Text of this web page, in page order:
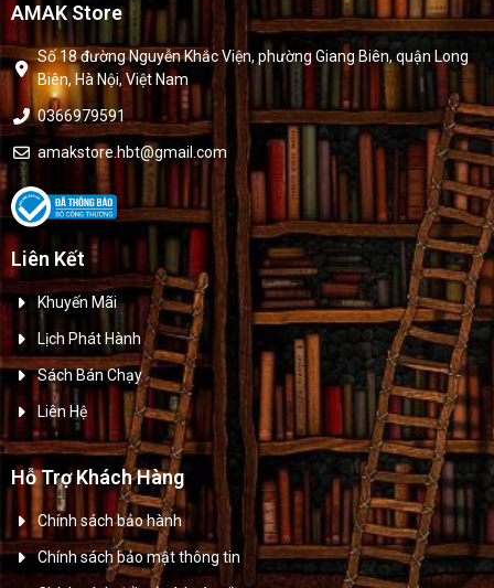
AMAK Store
Số 18 đường Nguyễn Khắc Viện, phường Giang Biên, quận Long
Biên, Hà Nội, Việt Nam
0366979591
amakstore.hbt@gmail.com
Liên Kết
Khuyến Mãi
Lịch Phát Hành
Sách Bán Chạy
Liên Hệ
Hỗ Trợ Khách Hàng
Chính sách bảo hành
Chính sách bảo mật thông tin